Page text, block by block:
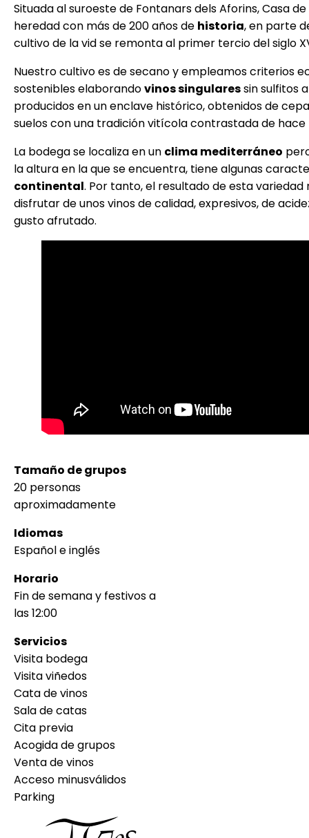
Situada al suroeste de Fontanars dels Aforins, Casa de
heredad con más de 200 años de historia, en parte
cultivo de la vid se remonta al primer tercio del siglo
Nuestro cultivo es de secano y empleamos criterios
sostenibles elaborandovinos singularessin sulfitos
producidos en un enclave histórico, obtenidos de
suelos con una tradición vitícola contrastada de hace
La bodega se localiza en un clima mediterráneo
la altura en la que se encuentra, tiene algunas
continental. Por tanto, el resultado de esta
disfrutar de unos vinos de calidad, expresivos, de
gusto afrutado.
Tamaño de grupos
20 personas
aproximadamente
Idiomas
Español e inglés
Horario
Fin de semana y festivos a
las 12:00
Servicios
Visita bodega
Visita viñedos
Cata de vinos
Sala de catas
Cita previa
Acogida de grupos
Venta de vinos
Acceso minusválidos
Parking